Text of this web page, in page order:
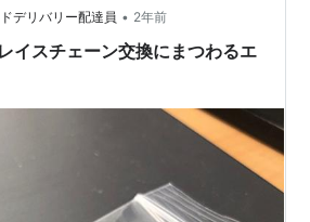
デリバリー配達員 • 2年前
イスチェーン交換にまつわるエ